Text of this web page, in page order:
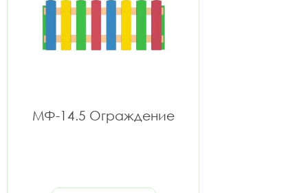
МФ-14.5 Ограждение